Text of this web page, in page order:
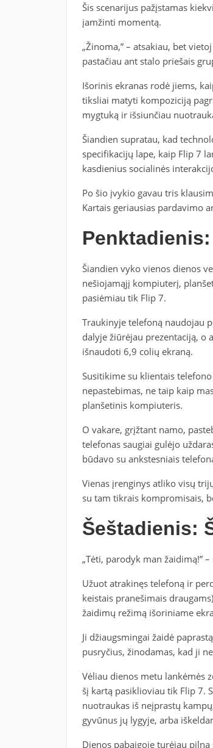
Šis scenarijus pažįstamas
įamžinti momentą.
„Žinoma,” – atsakiau, bet
pastačiau ant stalo priešais
Išorinis ekranas rodė jiems,
tiksliai matyti kompoziciją
mygtuką ir išsiunčiau
Šiandien supratau, kad
specifikacijų lape, kaip Flip 7
kasdienius socialinės
Po šio įvykio gavau tris
Kartais geriausias pardavimo
Šiandien vyko vienos dienos
nešiojamąjį kompiuterį,
pasiėmiau tik Flip 7.
Traukinyje telefoną naudojau
dalyje žiūrėjau prezentaciją, o
išnaudoti 6,9 colių ekraną.
Susitikime su klientais
nepastebimas, ne taip kaip
planšetinis kompiuteris.
O vakare, grįžtant namo,
telefonas saugiai gulėjo
būdavo su ankstesniais
Vienas įrenginys atliko visų
su tam tikrais kompromisais,
Šeštadienis:
„Tėti, parodyk man žaidimą!”
Užuot atrakinęs telefoną ir
keistais pranešimais
žaidimų režimą išoriniame
Ji džiaugsmingai žaidė
pusryčius, žinodamas, kad ji
Vėliau dienos metu lankėmės
šį kartą pasiklioviau tik Flip 7.
nuotraukas iš neįprastų
gyvūnus jų lygyje, arba
Dienos pabaigoje turėjau